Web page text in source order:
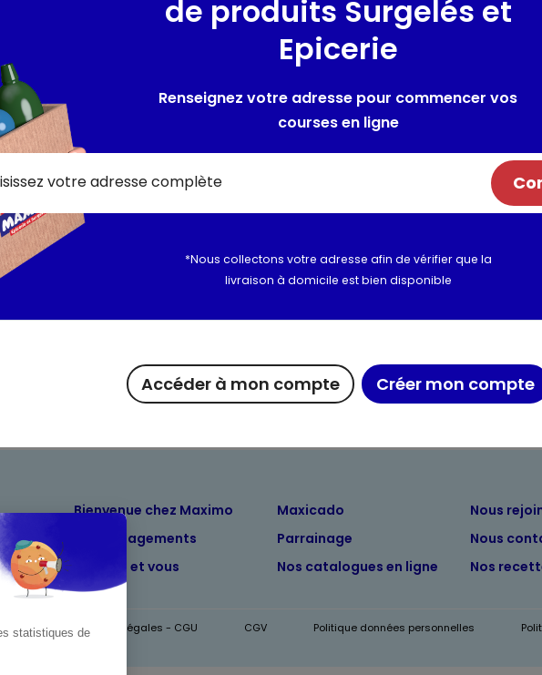
de carottes va ravir vos
env. 5 parts
Composition /
(33%). Peut contenir du CELERI
Valeurs nutritionnelles
Bienvenue chez Maximo
Nos engagements
Maximo et vous
Maxicado
Parrainage
Nos catalogues en ligne
Nous
Nous
Nos
Mentions légales - CGU CGV Politique données personnelles
de produits Surgelés et
Epicerie
Renseignez votre adresse pour commencer vos
courses en ligne
*Nous collectons votre adresse afin de vérifier que la
livraison à domicile est bien disponible
Accéder à mon compte Créer mon compte